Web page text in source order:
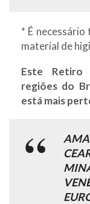
* É
material de
Este Retiro
regiões do
está mais